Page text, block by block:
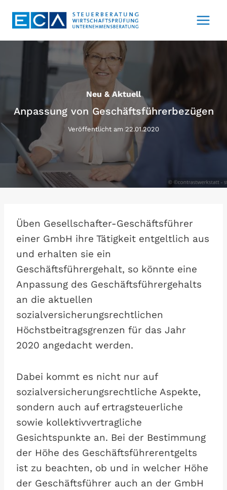
Inhalt
Neu & Aktuell
Anpassung von Geschäftsführerbezügen
Veröffentlicht am 22.01.2020
Üben Gesellschafter-Geschäftsführer
einer GmbH ihre Tätigkeit entgeltlich aus
und erhalten sie ein
Geschäftsführergehalt, so könnte eine
Anpassung des Geschäftsführergehalts
an die aktuellen
sozialversicherungsrechtlichen
Höchstbeitragsgrenzen für das Jahr
2020 angedacht werden.
Dabei kommt es nicht nur auf
sozialversicherungsrechtliche Aspekte,
sondern auch auf ertragsteuerliche
sowie kollektivvertragliche
Gesichtspunkte an. Bei der Bestimmung
der Höhe des Geschäftsführerentgelts
ist zu beachten, ob und in welcher Höhe
der Geschäftsführer auch an der GmbH